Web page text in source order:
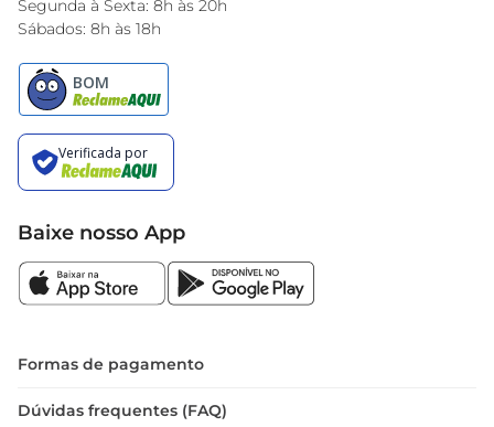
Segunda à Sexta: 8h às 20h
Sábados: 8h às 18h
Baixe nosso App
Formas de pagamento
Dúvidas frequentes (FAQ)